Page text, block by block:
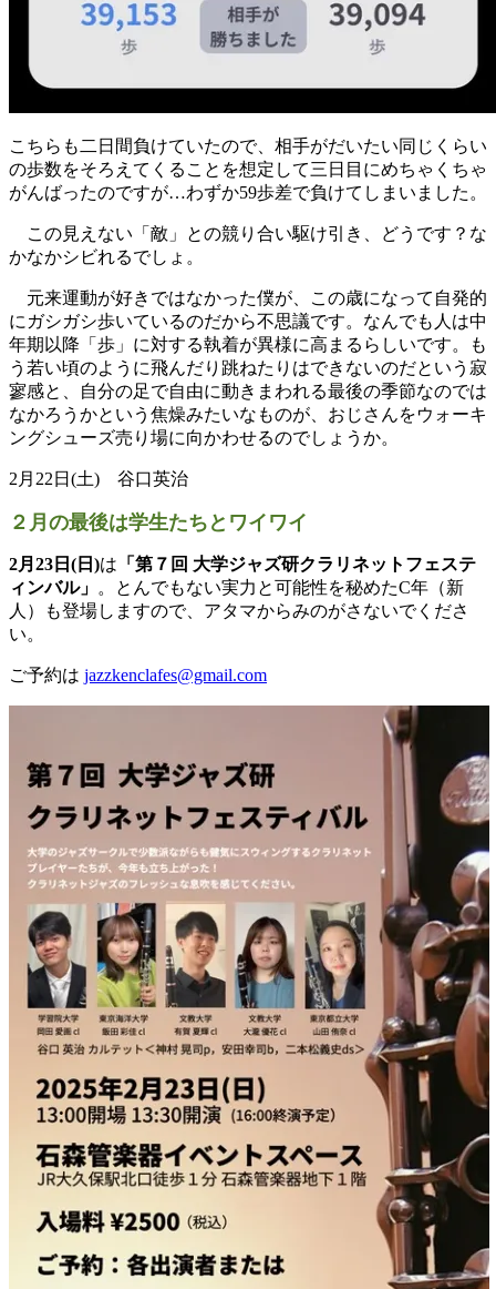
こちらも二日間負けていたので、 相手がだいたい同じくらい
の歩数をそろえてくることを想定して三 日目にめちゃくちゃ
がんばったのですが…わずか59歩差で負けてしまいました。
この見えない「敵」との競り合い駆け引き、どうです？ な
かなかシビれるでしょ。
元来運動が好きではなかった僕が、
この歳になって自発的
にガシガシ歩いているのだから不思議です。 なんでも人は中
年期以降「歩」 に対する執着が異様に高まるらしいです。
も
う若い頃のように飛んだり跳ねたりはできないのだという寂
寥感と、
自分の足で自由に動きまわれる最後の季節なのでは
なかろうかとい う焦燥みたいなものが、 おじさんをウォーキ
ングシューズ売り場に向かわせるのでしょうか。
2月22日(土) 谷口英治
２月の最後は学生たちとワイワイ
2月23日(日)は 「第７回 大学ジャズ研クラリネットフェステ
ィンバル」 。
とんでもない実力と可能性を秘めたC年（新
人）
も登場しますので、アタマからみのがさないでくださ
い。
ご予約は jazzkenclafes@gmail.com